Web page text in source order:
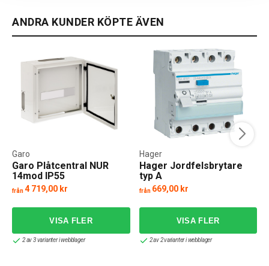
ANDRA KUNDER KÖPTE ÄVEN
Garo Plåtcentral NUR
14mod IP55
Garo
från4 719,00 kr
2 av 3 varianter i webblager
Hager Jordfelsbrytare
typ A
Hager
från 669,00 kr
2 av 2 varianter i webblager